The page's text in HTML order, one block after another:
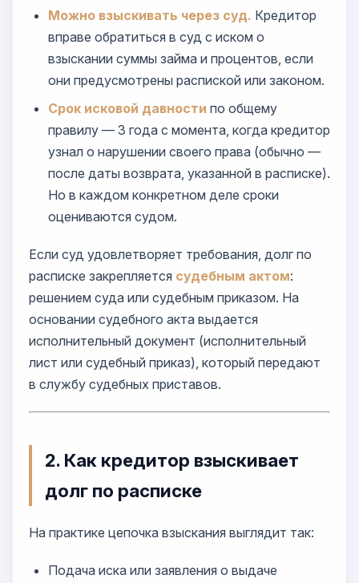
Можно взыскивать через суд. Кредитор
вправе обратиться в суд с иском о
взыскании суммы займа и процентов, если
они предусмотрены распиской или законом.
Срок исковой давности по общему
правилу — 3 года с момента, когда кредитор
узнал о нарушении своего права (обычно —
после даты возврата, указанной в расписке).
Но в каждом конкретном деле сроки
оцениваются судом.
Если суд удовлетворяет требования, долг по
расписке закрепляется судебным актом:
решением суда или судебным приказом. На
основании судебного акта выдается
исполнительный документ (исполнительный
лист или судебный приказ), который передают
в службу судебных приставов.
2. Как кредитор взыскивает
долг по расписке
На практике цепочка взыскания выглядит так:
Подача иска или заявления о выдаче